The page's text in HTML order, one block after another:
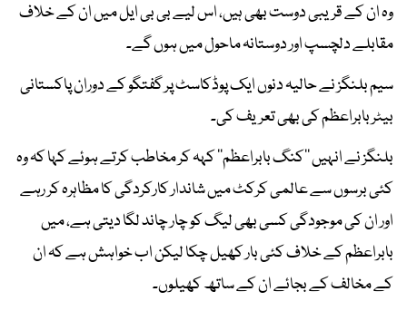
وہ ان کے قریبی دوست بھی ہیں، اس لیے بی بی ایل میں ان کے خلاف
مقابلے دلچسپ اور دوستانہ ماحول میں ہوں گے۔
سیم بلنگز نے حالیہ دنوں ایک پوڈکاسٹ پر گفتگو کے دوران پاکستانی
بیٹر بابراعظم کی بھی تعریف کی۔
بلنگز نے انہیں ’’کنگ بابراعظم‘‘ کہہ کر مخاطب کرتے ہوئے کہا کہ وہ
کئی برسوں سے عالمی کرکٹ میں شاندار کارکردگی کا مظاہرہ کر رہے
اور ان کی موجودگی کسی بھی لیگ کو چار چاند لگا دیتی ہے، میں
بابراعظم کے خلاف کئی بار کھیل چکا لیکن اب خواہش ہے کہ ان
کے مخالف کے بجائے ان کے ساتھ کھیلوں۔